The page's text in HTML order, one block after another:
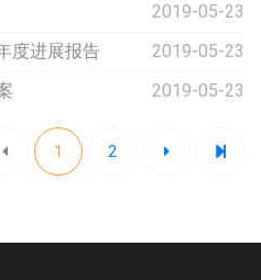
2019-05-23
度进展报告
2019-05-23
2019-05-23
1 2